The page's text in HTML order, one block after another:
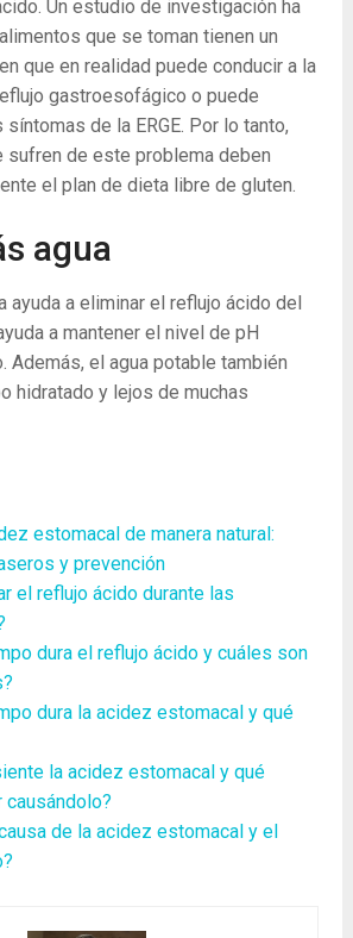
Un estudio de investigación ha
que se toman tienen un
que en realidad puede conducir a la
gastroesofágico o puede
de la ERGE. Por lo tanto,
sufren de este problema deben
el plan de dieta libre de gluten.
agua
ayuda a eliminar el reflujo ácido del
a mantener el nivel de pH
Además, el agua potable también
hidratado y lejos de muchas
estomacal de manera natural:
y prevención
el reflujo ácido durante las
dura el reflujo ácido y cuáles son
dura la acidez estomacal y qué
la acidez estomacal y qué
de la acidez estomacal y el